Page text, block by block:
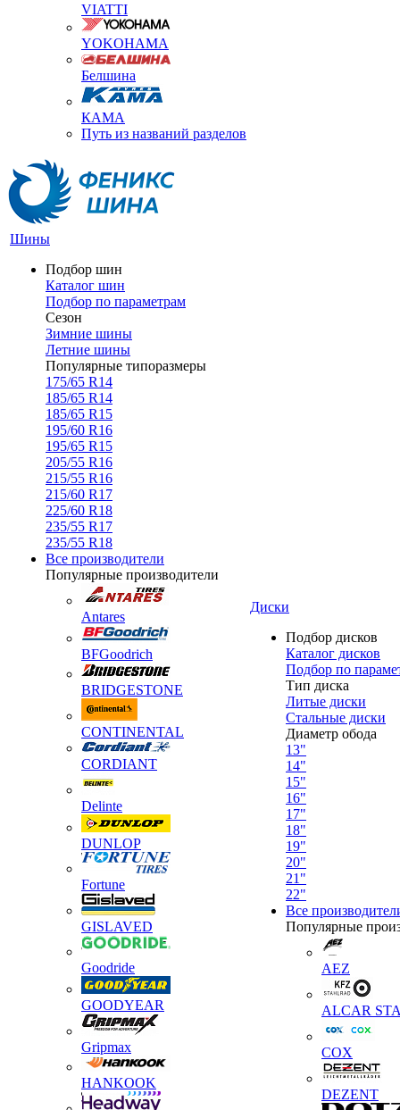
VIATTI
YOKOHAMA
Белшина
КАМА
Путь из названий разделов
Шины
Подбор шин
Каталог шин
Подбор по параметрам
Сезон
Зимние шины
Летние шины
Популярные типоразмеры
175/65 R14
185/65 R14
185/65 R15
195/60 R16
195/65 R15
205/55 R16
215/55 R16
215/60 R17
225/60 R18
235/55 R17
235/55 R18
Все производители
Популярные производители
Antares
BFGoodrich
BRIDGESTONE
CONTINENTAL
CORDIANT
Delinte
DUNLOP
Fortune
GISLAVED
Goodride
GOODYEAR
Gripmax
HANKOOK
Диски
Подбор дисков
Каталог дисков
Подбор по
Тип диска
Литые диски
Стальные диски
Диаметр обода
13"
14"
15"
16"
17"
18"
19"
20"
21"
22"
Все
Популярные
AEZ
ALCAR
COX
DEZENT